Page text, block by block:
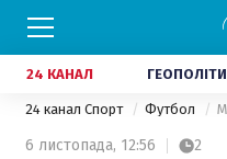
24 КАНАЛ
24 канал Спорт Футбол
6 листопада, 12:56 2